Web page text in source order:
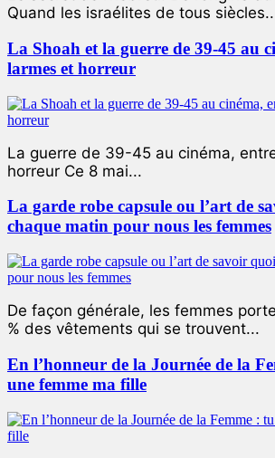
Quand les israélites de tous
La Shoah et la guerre de 39-45 au
larmes et horreur
La guerre de 39-45 au cinéma,
horreur Ce 8 mai...
La garde robe capsule ou l’art de
chaque matin pour nous les femmes
De façon générale, les femmes
% des vêtements qui se trouvent...
En l’honneur de la Journée de la
une femme ma fille